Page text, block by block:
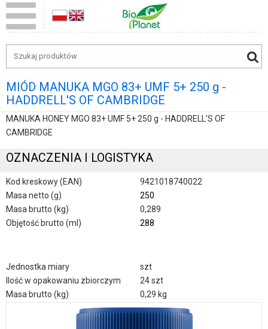
MIÓD MANUKA MGO 83+ UMF 5+ 250 g -
HADDRELL'S OF CAMBRIDGE
MANUKA HONEY MGO 83+ UMF 5+ 250 g - HADDRELL'S OF
CAMBRIDGE
OZNACZENIA I LOGISTYKA
Kod kreskowy (EAN)
9421018740022
Masa netto (g)
250
Masa brutto (kg)
0,289
Objętość brutto (ml)
288
Jednostka miary
szt
Ilość w opakowaniu zbiorczym
24 szt
Masa brutto (kg)
0,29 kg